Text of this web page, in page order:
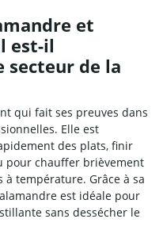
et
est-il
secteur de la
qui fait ses preuves dans
Elle est
des plats, finir
pour chauffer brièvement
température. Grâce à sa
est idéale pour
sans dessécher le